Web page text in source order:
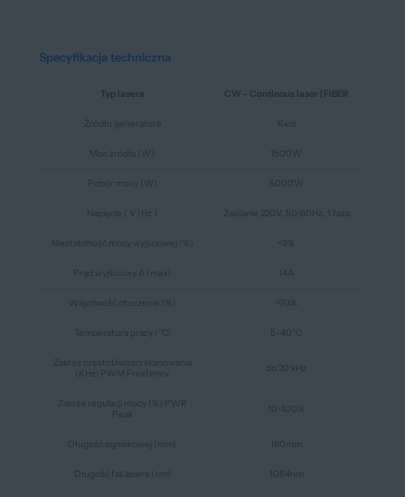
Specyfikacja techniczna
Typ lasera CW - Continous laser | FIBER
Źródło generatora Reci
Moc źródła (W) 1500W
Pobór mocy (W) 5000W
Napięcie ( V | Hz ) Zasilanie 220V, 50/60Hz, 1 faza
Niestabilność mocy wyjściowej (%)
Prąd wyjściowy A (max) 14A
Wilgotność otoczenia (%)
Temperatura pracy (°C)
Zakres częstotliwości skanowania
(KHz) PWM Frekfency
do 20 kHz
Zakres regulacji mocy (%) PWR
Długość ogniskowej (mm)
Długość fali lasera (nm)